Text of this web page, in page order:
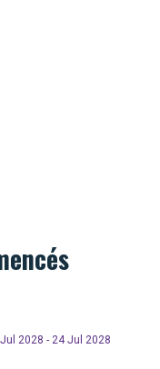
2028 - 24 Jul 2028